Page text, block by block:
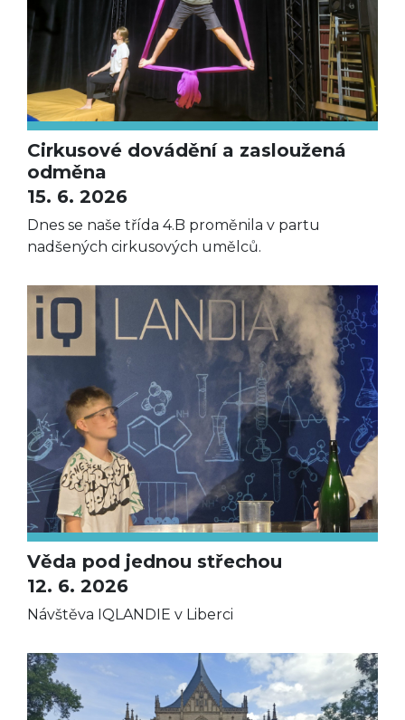
Cirkusové dovádění a zasloužená
odměna
15. 6. 2026
Dnes se naše třída 4.B proměnila v partu
nadšených cirkusových umělců.
Věda pod jednou střechou
12. 6. 2026
Návštěva IQLANDIE v Liberci